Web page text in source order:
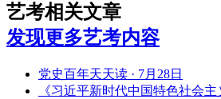
艺考相关文章
发现更多艺考内容
党史百年天天读 · 7月28日
《习近平新时代中国特色社会